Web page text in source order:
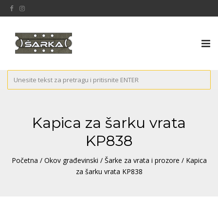
Kapica za šarku vrata
KP838
Početna / Okov građevinski / Šarke za vrata i prozore / Kapica
za šarku vrata KP838